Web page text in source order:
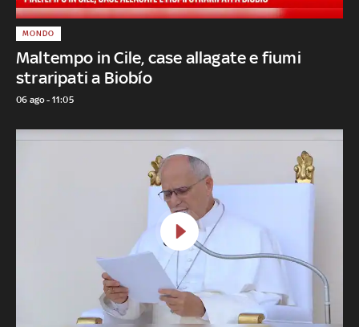
Maltempo in Cile, case allagate e fiumi
straripati a Biobío
MONDO
06 ago - 11:05